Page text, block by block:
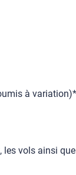
à variation)*
vols ainsi